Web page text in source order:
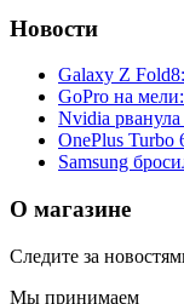
Новости
Galaxy Z
GoPro на
Nvidia
OnePlus
Samsung
О магазине
Следите за
Мы принимаем